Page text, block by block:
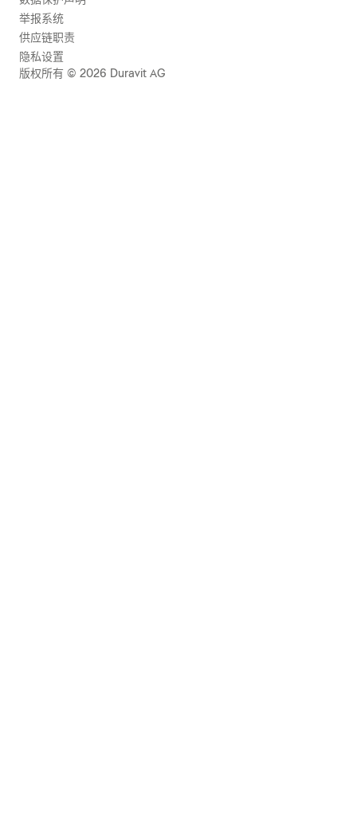
举报系统
供应链职责
隐私设置
版权所有 © 2026 Duravit AG